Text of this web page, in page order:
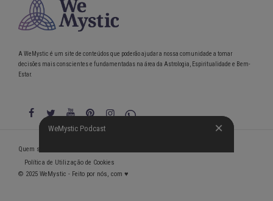
WeMystic Podcast
A WeMystic é um site de conteúdos que poderão ajudar a nossa comunidade a tomar
decisões mais conscientes e fundamentadas na área da Astrologia, Espiritualidade e Bem-
Estar.
WeMystic Podcast
Quem somos
Política de Utilização de Cookies
© 2025 WeMystic - Feito por nós, com ♥